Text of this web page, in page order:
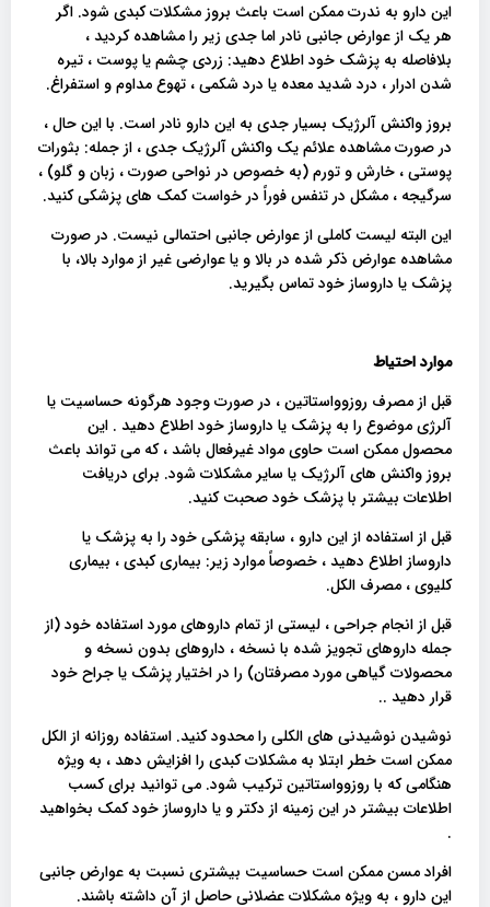
این دارو به ندرت ممکن است باعث بروز مشکلات کبدی شود. اگر
هر یک از عوارض جانبی نادر اما جدی زیر را مشاهده کردید ،
بلافاصله به پزشک خود اطلاع دهید: زردی چشم یا پوست ، تیره
شدن ادرار ، درد شدید معده یا درد شکمی ، تهوع مداوم و استفراغ.
بروز واکنش آلرژیک بسیار جدی به این دارو نادر است. با این حال ،
در صورت مشاهده علائم یک واکنش آلرژیک جدی ، از جمله: بثورات
پوستی ، خارش و تورم (به خصوص در نواحی صورت ، زبان و گلو) ،
سرگیجه ، مشکل در تنفس فوراً در خواست کمک های پزشکی کنید.
این البته لیست کاملی از عوارض جانبی احتمالی نیست. در صورت
مشاهده عوارض ذکر شده در بالا و یا عوارضی غیر از موارد بالا، با
پزشک یا داروساز خود تماس بگیرید.
موارد احتیاط
قبل از مصرف روزوواستاتین ، در صورت وجود هرگونه حساسیت یا
آلرژی موضوع را به پزشک یا داروساز خود اطلاع دهید . این
محصول ممکن است حاوی مواد غیرفعال باشد ، که می تواند باعث
بروز واکنش های آلرژیک یا سایر مشکلات شود. برای دریافت
اطلاعات بیشتر با پزشک خود صحبت کنید.
قبل از استفاده از این دارو ، سابقه پزشکی خود را به پزشک یا
داروساز اطلاع دهید ، خصوصاً موارد زیر: بیماری کبدی ، بیماری
کلیوی ، مصرف الکل.
قبل از انجام جراحی ، لیستی از تمام داروهای مورد استفاده خود (از
جمله داروهای تجویز شده با نسخه ، داروهای بدون نسخه و
محصولات گیاهی مورد مصرفتان) را در اختیار پزشک یا جراح خود
قرار دهید ..
نوشیدن نوشیدنی های الکلی را محدود کنید. استفاده روزانه از الکل
ممکن است خطر ابتلا به مشکلات کبدی را افزایش دهد ، به ویژه
هنگامی که با روزوواستاتین ترکیب شود. می توانید برای کسب
اطلاعات بیشتر در این زمینه از دکتر و یا داروساز خود کمک بخواهید
.
افراد مسن ممکن است حساسیت بیشتری نسبت به عوارض جانبی
این دارو ، به ویژه مشکلات عضلانی حاصل از آن داشته باشند.